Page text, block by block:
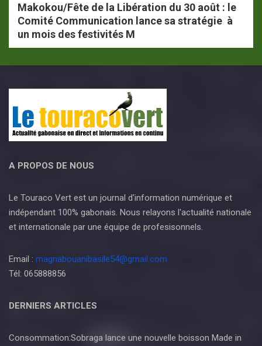
Makokou/Fête de la Libération du 30 août : le
Comité Communication lance sa stratégie à
un mois des festivités M
A PROPOS DE NOUS
Le Touraco Vert est un journal d'information numérique et
indépendant 100% gabonais. Nous relayons l'actualité nationale
et internationale par une équipe de profesisonnels.
Email : magnabouanibasile54@gmail.com
Tél: 065888856
DERNIERS ARTICLES
Consommation:Sobraga lance une nouvelle boisson Made in